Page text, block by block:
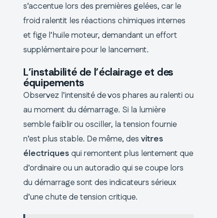
s’accentue lors des premières gelées, car le
froid ralentit les réactions chimiques internes
et fige l’huile moteur, demandant un effort
supplémentaire pour le lancement.
L’instabilité de l’éclairage et des
équipements
Observez l’intensité de vos phares au ralenti ou
au moment du démarrage. Si la lumière
semble faiblir ou osciller, la tension fournie
n’est plus stable. De même, des vitres
électriques qui remontent plus lentement que
d’ordinaire ou un autoradio qui se coupe lors
du démarrage sont des indicateurs sérieux
d’une chute de tension critique.